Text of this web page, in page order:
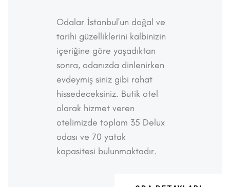
Odalar İstanbul'un doğal ve
tarihi güzelliklerini kalbinizin
içeriğine göre yaşadıktan
sonra, odanızda dinlenirken
evdeymiş siniz gibi rahat
hissedeceksiniz. Butik otel
olarak hizmet veren
otelimizde toplam 35 Delux
odası ve 70 yatak
kapasitesi bulunmaktadır.